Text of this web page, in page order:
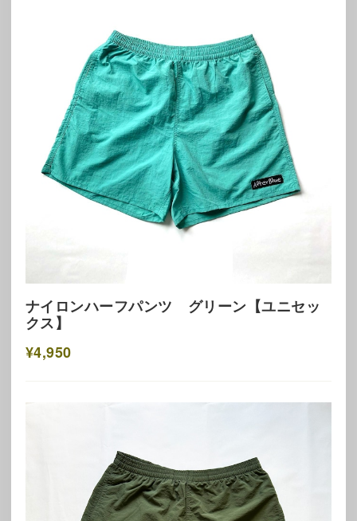
ナイロンハーフパンツ グリーン【ユニセッ
クス】
¥4,950